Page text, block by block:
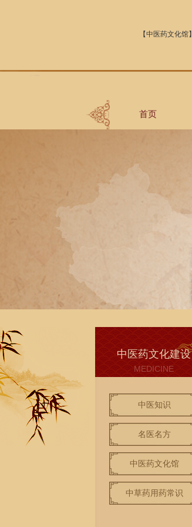
【中医药文化馆】
首页
中医药文化建设
MEDICINE
中医知识
名医名方
中医药文化馆
中草药用药常识